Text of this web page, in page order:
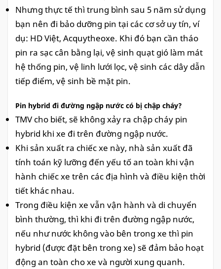
Nhưng thực tế thì trung bình sau 5 năm sử dụng
bạn nên đi bảo dưỡng pin tại các cơ sở uy tín, ví
dụ: HD Việt, Acquytheoxe. Khi đó bạn cần tháo
pin ra sạc cân bằng lại, vệ sinh quạt gió làm mát
hệ thống pin, vệ linh lưới lọc, vệ sinh các dây dẫn
tiếp điểm, vệ sinh bề mặt pin.
Pin hybrid đi đường ngập nước có bị chập cháy?
TMV cho biết, sẽ không xảy ra chập cháy pin
hybrid khi xe đi trên đường ngập nước.
Khi sản xuất ra chiếc xe này, nhà sản xuất đã
tính toán kỹ lưỡng đến yếu tố an toàn khi vận
hành chiếc xe trên các địa hình và điều kiện thời
tiết khác nhau.
Trong điều kiện xe vẫn vận hành và di chuyển
bình thường, thì khi đi trên đường ngập nước,
nếu như nước không vào bên trong xe thì pin
hybrid (được đặt bên trong xe) sẽ đảm bảo hoạt
động an toàn cho xe và người xung quanh.